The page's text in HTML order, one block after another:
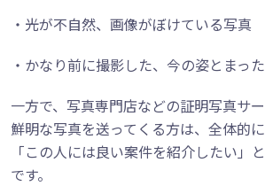
・光が不自然、画像がぼけている写真
・かなり前に撮影した、今の姿とまっ
一方で、写真専門店などの証明写真サー
鮮明な写真を送ってくる方は、全体的に
「この人には良い案件を紹介したい」
です。